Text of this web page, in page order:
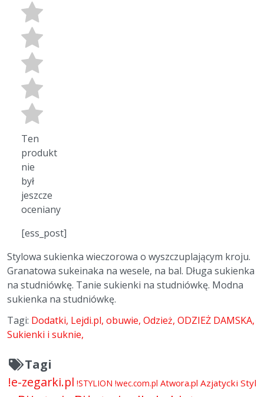
Ten
produkt
nie
był
jeszcze
oceniany
[ess_post]
Stylowa sukienka wieczorowa o wyszczuplającym kroju.
Granatowa sukeinaka na wesele, na bal. Długa sukienka
na studniówkę. Tanie sukienki na studniówkę. Modna
sukienka na studniówkę.
Tagi: Dodatki Lejdi.pl obuwie Odzież ODZIEŻ DAMSKA
Sukienki i suknie
Tagi
!e-zegarki.pl !STYLION !wec.com.pl Atwora.pl Azjatycki Styl